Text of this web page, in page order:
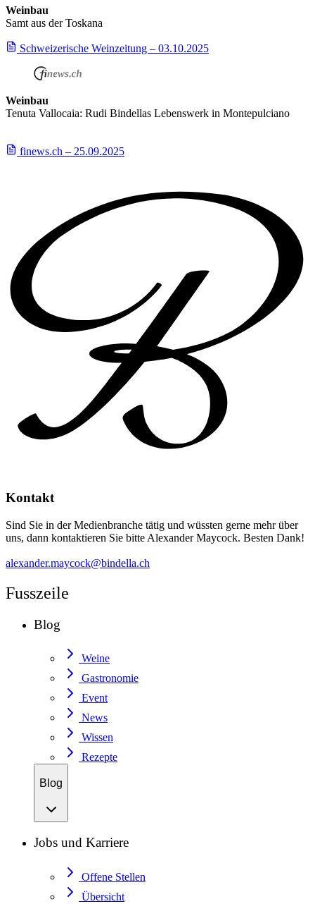
Weinbau
Samt aus der Toskana
Schweizerische Weinzeitung – 03.10.2025
Weinbau
Tenuta Vallocaia: Rudi Bindellas Lebenswerk in Montepulciano
finews.ch – 25.09.2025
Kontakt
Sind Sie in der Medienbranche tätig und wüssten gerne mehr über
uns, dann kontaktieren Sie bitte Alexander Maycock. Besten Dank!
alexander.maycock@bindella.ch
Fusszeile
Blog
Weine
Gastronomie
Event
News
Wissen
Rezepte
Blog
Jobs und Karriere
Offene Stellen
Übersicht